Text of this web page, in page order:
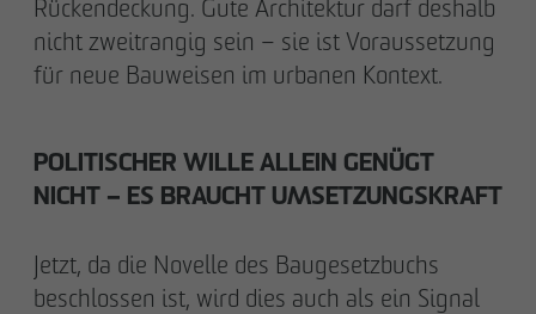
Rückendeckung. Gute Architektur darf deshalb
nicht zweitrangig sein – sie ist Voraussetzung
für neue Bauweisen im urbanen Kontext.
POLITISCHER WILLE ALLEIN GENÜGT
NICHT – ES BRAUCHT UMSETZUNGSKRAFT
Jetzt, da die Novelle des Baugesetzbuchs
beschlossen ist, wird dies auch als ein Signal